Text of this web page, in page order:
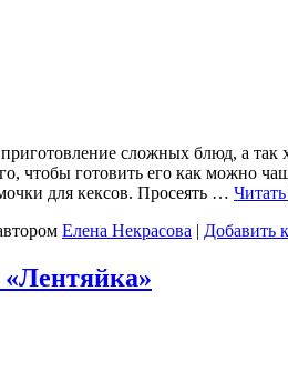
сложных блюд, а так
чтобы готовить его как можно
для кексов. Просеять …
Елена Некрасова | Добавить